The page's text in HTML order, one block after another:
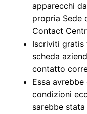
apparecchi
propria Sede
Contact
Iscriviti gratis
scheda
contatto
Essa
condizioni
sarebbe